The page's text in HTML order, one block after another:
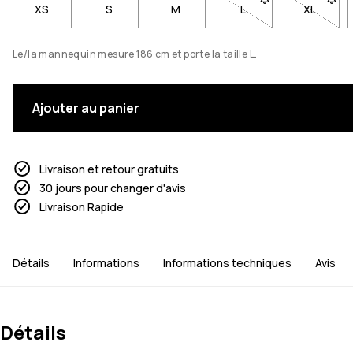
XS S M L- Taille L nonXL- Taille
Le/la mannequin mesure 186 cm et porte la taille L.
Ajouter au panier
Livraison et retour gratuits
30 jours pour changer d'avis
Livraison Rapide
Détails Informations Informations techniques Avis
Détails